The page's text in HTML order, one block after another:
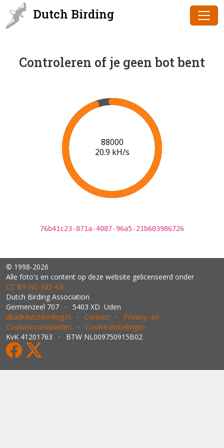
Dutch Birding
Controleren of je geen bot bent
90000
20.9 kH/s
76b41c23-871a-4087-96a5-21b603986726
© 1998-2026
Alle foto's en content op deze website gelicenseerd onder
CC BY‑NC‑ND 4.0
Dutch Birding Association
Germenzeel 707 · 5403 XD Uden
dba@dutchbirding.nl · Contact · Privacy- en
Cookievoorwaarden · Cookie-instellingen
KvK 41201763 · BTW NL009750915B02